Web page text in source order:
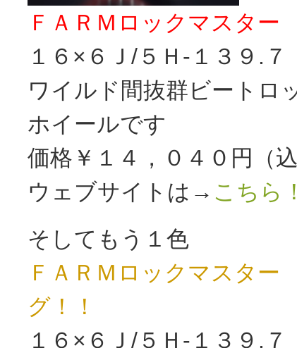
ＦＡＲＭロックマスター
１６×６Ｊ/５Ｈ-１３９.
ワイルド間抜群ビートロ
ホイールです
価格￥１４，０４０円（
ウェブサイトは→ こちら
そしてもう１色
ＦＡＲＭロックマスタ
グ！！
１６×６Ｊ/５Ｈ-１３９.